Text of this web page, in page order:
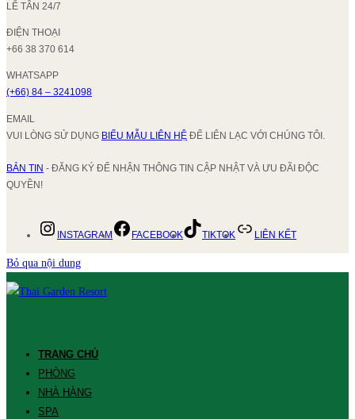
LỄ TÂN 24/7
ĐIỆN THOẠI
+66 38 370 614
WHATSAPP
(+66) 84 – 3241098
EMAIL
VUI LÒNG SỬ DỤNG BIỂU MẪU LIÊN HỆ ĐỂ LIÊN LẠC VỚI CHÚNG TÔI.
BẢN TIN - ĐĂNG KÝ ĐỂ NHẬN THÔNG TIN CẬP NHẬT VÀ ƯU ĐÃI ĐỘC
QUYỀN!
INSTAGRAM FACEBOOK TIKTOK LIÊN KẾT
Bỏ qua nội dung
TRANG CHỦ
PHÒNG
NHÀ HÀNG
SPA